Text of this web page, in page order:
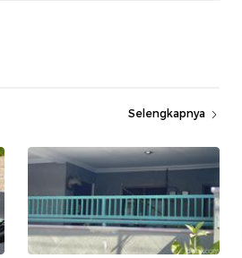
Selengkapnya